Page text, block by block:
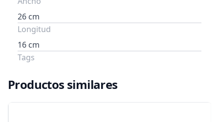
26 cm
Longitud
16 cm
Tags
Productos similares